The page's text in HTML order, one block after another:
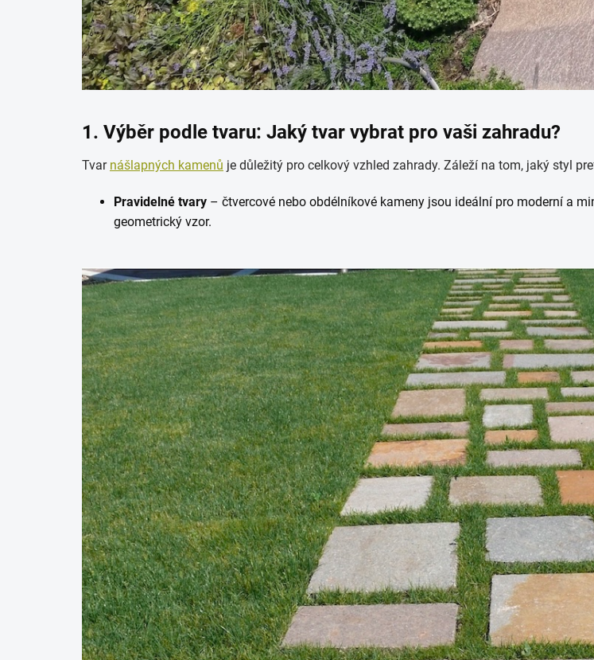
1. Výběr podle tvaru: Jaký tvar vybrat pro vaši zahradu?
Tvar nášlapných kamenů je důležitý pro celkový vzhled zahrady. Záleží na tom, jaký styl
Pravidelné tvary – čtvercové nebo obdélníkové kameny jsou ideální pro moderní a
geometrický vzor.